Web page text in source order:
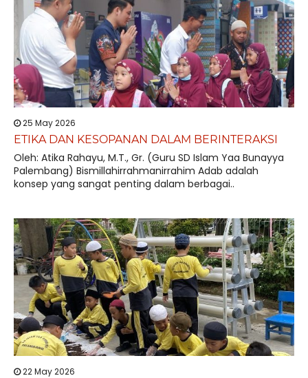
25 May 2026
ETIKA DAN KESOPANAN DALAM BERINTERAKSI
Oleh: Atika Rahayu, M.T., Gr. (Guru SD Islam Yaa Bunayya
Palembang) Bismillahirrahmanirrahim Adab adalah
konsep yang sangat penting dalam berbagai..
22 May 2026